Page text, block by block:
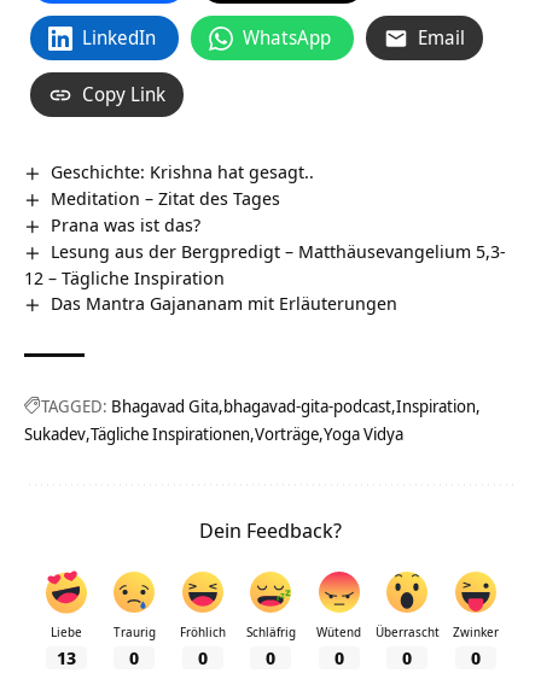
LinkedIn WhatsApp Email
Copy Link
Geschichte: Krishna hat gesagt..
Meditation – Zitat des Tages
Prana was ist das?
Lesung aus der Bergpredigt – Matthäusevangelium 5,3-
12 – Tägliche Inspiration
Das Mantra Gajananam mit Erläuterungen
TAGGED: Bhagavad Gita bhagavad-gita-podcast Inspiration
Sukadev Tägliche Inspirationen Vorträge Yoga Vidya
Dein Feedback?
Liebe
13
Traurig
0
Fröhlich
0
Schläfrig
0
Wütend
0
Überrascht
0
Zwinker
0